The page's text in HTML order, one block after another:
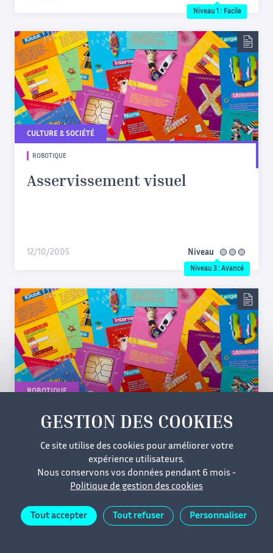
Niveau 1 : Facile
CULTURE & SOCIÉTÉ
ROBOTIQUE
Asservissement visuel
12/10/2005 Niveau avancé
Niveau 3 : Avancé
ROBOTIQUE
L’intelligence visuo-motrice
03/10/2005 Niveau facile
Niveau 1 : Facile
Ce site utilise des cookies pour améliorer votre
expérience utilisateurs.
Nous conservons vos données pendant 6 mois -
Politique de gestion des cookies
Tout accepter Tout refuser Personnaliser